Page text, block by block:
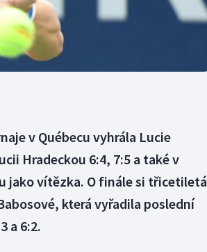
volejbal
v Québecu vyhrála Lucie
Hradeckou 6:4, 7:5 a také v
jako vítězka. O finále si třicetiletá
která vyřadila poslední
a 6:2.